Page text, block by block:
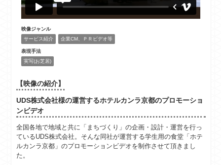
映像ジャンル
サービス紹介
企業CM、ＰＲビデオ等
表現手法
実写(お芝居)
【映像の紹介】
UDS株式会社様の運営するホテルカンラ京都のプロモーショ
ンビデオ
全国各地で地域と共に「まちづくり」の企画・設計・運営を行っ
ているUDS株式会社。そんな同社が運営する学生用の食堂「ホテ
ルカンラ京都」のプロモーションビデオを制作させて頂きまし
た。